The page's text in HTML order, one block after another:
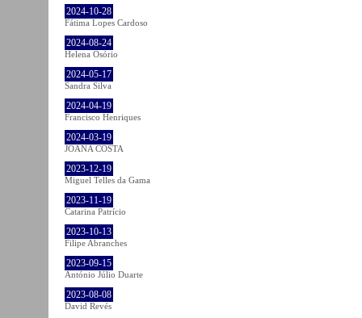
2024-10-28
Fátima Lopes Cardoso
2024-08-24
Helena Osório
2024-05-17
Sandra Silva
2024-04-19
Francisco Henriques
2024-03-19
JOANA COSTA
2023-12-19
Miguel Telles da Gama
2023-11-19
Catarina Patrício
2023-10-13
Filipe Abranches
2023-09-15
António Júlio Duarte
2023-08-08
David Revés